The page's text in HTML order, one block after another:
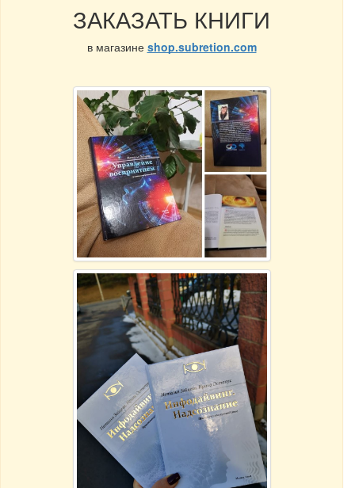
ЗАКАЗАТЬ КНИГИ
в магазине shop.subretion.com